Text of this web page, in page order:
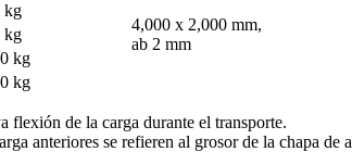
4,000 x 2,000 mm,
ab 2 mm
kg
kg
kg
kg
flexión de la carga durante el transporte.
anteriores se refieren al grosor de la chapa de